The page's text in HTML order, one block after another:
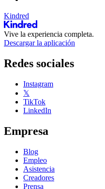
Kindred
Vive la experiencia completa.
Descargar la aplicación
Redes sociales
Instagram
𝕏
TikTok
LinkedIn
Empresa
Blog
Empleo
Asistencia
Creadores
Prensa